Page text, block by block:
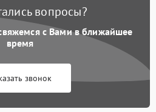
вопросы?
с Вами в ближайшее
время
звонок